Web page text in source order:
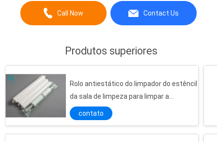
Call Now Contact Us
Produtos superiores
Rolo antiestático do limpador do estêncil
da sala de limpeza para limpar a
contaminação do óleo
contato